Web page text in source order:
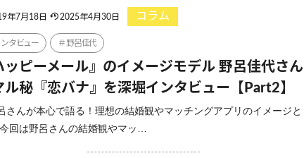
年7月18日 2025年4月30日 コラム
ンタビュー 野呂佳代
ッピーメール』のイメージモデル 野呂佳代さん
ル秘『恋バナ』を深堀インタビュー【Part2】
さんが本心で語る！理想の結婚観やマッチングアプリのイメージと
回は野呂さんの結婚観やマッ…